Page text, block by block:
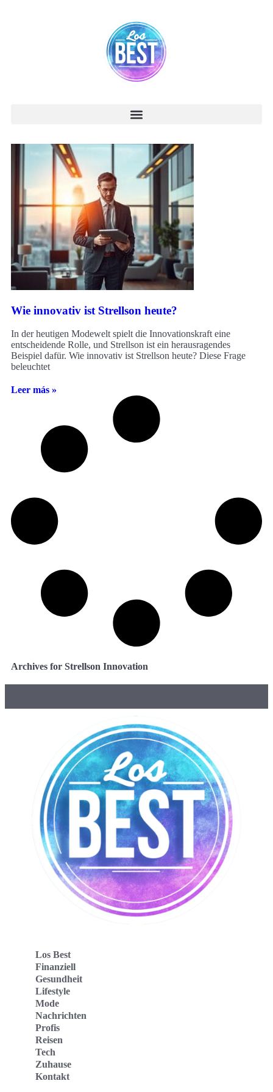
Wie innovativ ist Strellson heute?
In der heutigen Modewelt spielt die Innovationskraft eine
entscheidende Rolle, und Strellson ist ein herausragendes
Beispiel dafür. Wie innovativ ist Strellson heute? Diese Frage
beleuchtet
Leer más »
Archives for Strellson Innovation
Los Best
Finanziell
Gesundheit
Lifestyle
Mode
Nachrichten
Profis
Reisen
Tech
Zuhause
Kontakt